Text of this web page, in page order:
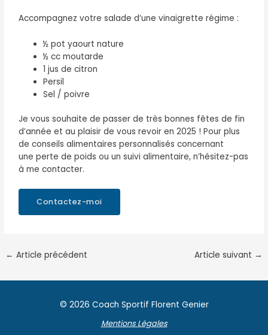
Accompagnez votre salade d’une vinaigrette régime :
½ pot yaourt nature
½ cc moutarde
1 jus de citron
Persil
Sel / poivre
Je vous souhaite de passer de très bonnes fêtes de fin
d’année et au plaisir de vous revoir en 2025 ! Pour plus
de conseils alimentaires personnalisés concernant
une perte de poids ou un suivi alimentaire, n’hésitez-pas
à me contacter.
Contactez-moi
← Article précédent Article suivant →
© 2026 Coach Sportif Florent Genier
Mentions Légales